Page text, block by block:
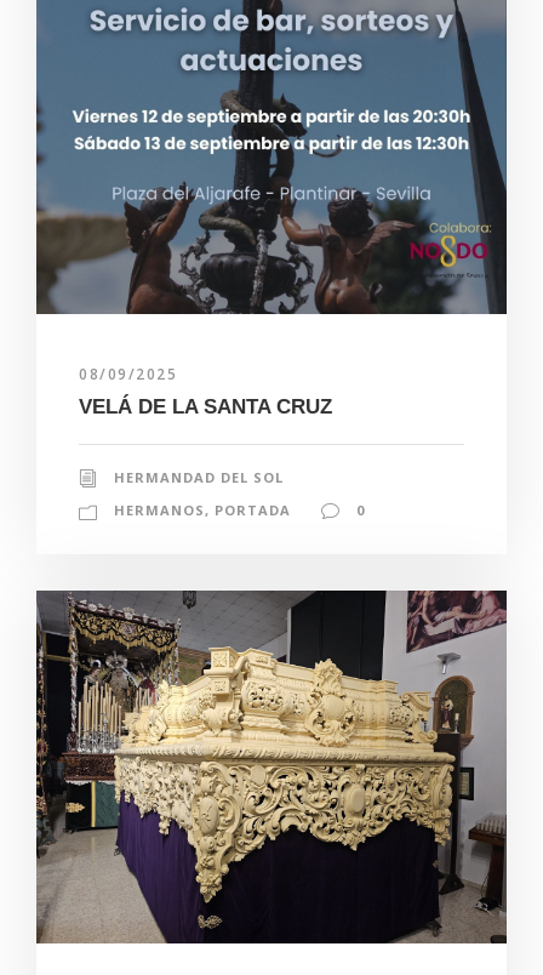
08/09/2025
VELÁ DE LA SANTA CRUZ
HERMANDAD DEL SOL
HERMANOS , PORTADA 0